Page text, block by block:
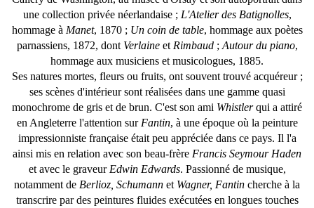
une collection privée néerlandaise ; L'Atelier des Batignolles,
hommage à Manet, 1870 ; Un coin de table, hommage aux poètes
parnassiens, 1872, dont Verlaineet Rimbaud; Autour du piano,
hommage aux musiciens et musicologues, 1885.
Ses natures mortes, fleurs ou fruits, ont souvent trouvé acquéreur ;
ses scènes d'intérieur sont réalisées dans une gamme quasi
monochrome de gris et de brun. C'est son ami Whistlerqui a attiré
en Angleterre l'attention sur Fantin, à une époque où la peinture
impressionniste française était peu appréciée dans ce pays. Il l'a
ainsi mis en relation avec son beau-frère Francis Seymour Haden
et avec le graveurEdwin Edwards. Passionné de musique,
notamment de Berlioz, Schumann et Wagner, Fantin cherche à la
transcrire par des peintures fluides exécutées en longues touches